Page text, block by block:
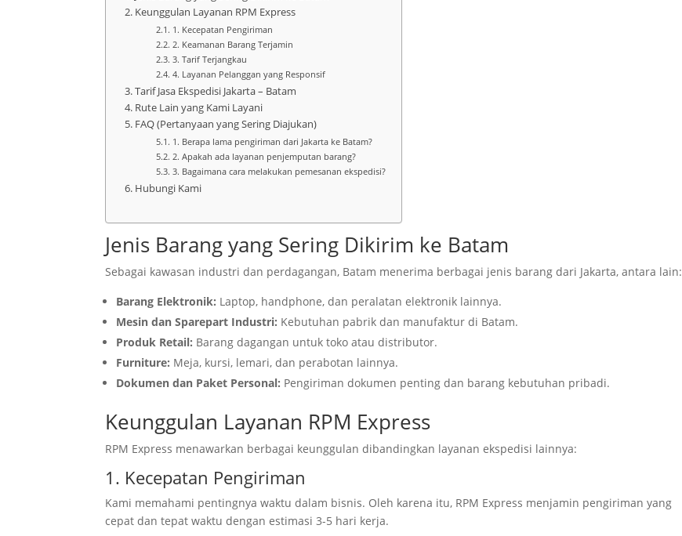
Keunggulan Layanan RPM Express
1. Kecepatan Pengiriman
2. Keamanan Barang Terjamin
3. Tarif Terjangkau
4. Layanan Pelanggan yang Responsif
Tarif Jasa Ekspedisi Jakarta – Batam
Rute Lain yang Kami Layani
FAQ (Pertanyaan yang Sering Diajukan)
1. Berapa lama pengiriman dari Jakarta ke Batam?
2. Apakah ada layanan penjemputan barang?
3. Bagaimana cara melakukan pemesanan ekspedisi?
Hubungi Kami
Jenis Barang yang Sering Dikirim ke Batam
Sebagai kawasan industri dan perdagangan, Batam menerima berbagai jenis barang dari Jakarta, antara lain:
Barang Elektronik: Laptop, handphone, dan peralatan elektronik lainnya.
Mesin dan Sparepart Industri: Kebutuhan pabrik dan manufaktur di Batam.
Produk Retail: Barang dagangan untuk toko atau distributor.
Furniture: Meja, kursi, lemari, dan perabotan lainnya.
Dokumen dan Paket Personal: Pengiriman dokumen penting dan barang kebutuhan pribadi.
Keunggulan Layanan RPM Express
RPM Express menawarkan berbagai keunggulan dibandingkan layanan ekspedisi lainnya:
1. Kecepatan Pengiriman
Kami memahami pentingnya waktu dalam bisnis. Oleh karena itu, RPM Express menjamin pengiriman yang
cepat dan tepat waktu dengan estimasi 3-5 hari kerja.